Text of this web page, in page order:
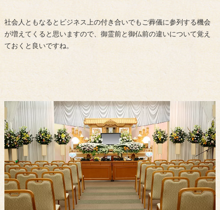
社会人ともなるとビジネス上の付き合いでもご葬儀に参列する機会
が増えてくると思いますので、御霊前と御仏前の違いについて覚え
ておくと良いですね。